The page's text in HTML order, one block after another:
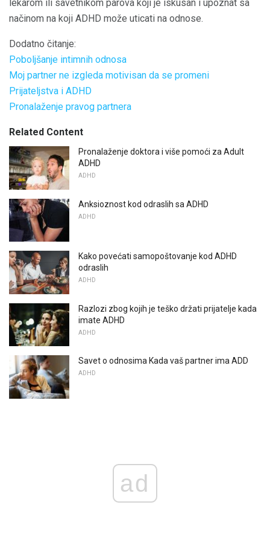
lekarom ili savetnikom parova koji je iskusan i upoznat sa
načinom na koji ADHD može uticati na odnose.
Dodatno čitanje:
Poboljšanje intimnih odnosa
Moj partner ne izgleda motivisan da se promeni
Prijateljstva i ADHD
Pronalaženje pravog partnera
Related Content
Pronalaženje doktora i više pomoći za Adult
ADHD
ADHD
Anksioznost kod odraslih sa ADHD
ADHD
Kako povećati samopoštovanje kod ADHD
odraslih
ADHD
Razlozi zbog kojih je teško držati prijatelje kada
imate ADHD
ADHD
Savet o odnosima Kada vaš partner ima ADD
ADHD
ad